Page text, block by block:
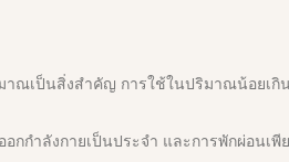
ณเป็นสิ่งสำคัญ การใช้ในปริมาณน้อยเกิ
กกำลังกายเป็นประจำ และการพักผ่อนเ